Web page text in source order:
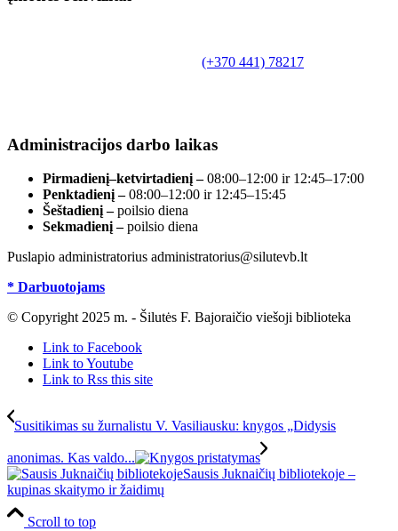
(+370 441) 78217
Administracijos darbo laikas
Pirmadienį–ketvirtadienį –08:00–12:00 ir 12:45–17:00
Penktadienį –08:00–12:00 ir 12:45–15:45
Šeštadienį –poilsio diena
Sekmadienį –poilsio diena
Puslapio administratorius administratorius@silutevb.lt
* Darbuotojams
© Copyright 2025 m. - Šilutės F. Bajoraičio viešoji biblioteka
Link to Facebook
Link to Youtube
Link to Rss this site
Susitikimas su žurnalistu V. Vasiliausku: knygos „Didysis
anonimas. Kas valdo...
Sausis Juknaičių bibliotekoje –
kupinas skaitymo ir žaidimų
Scroll to top